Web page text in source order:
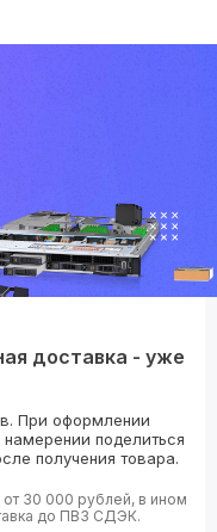
доставка - уже
При оформлении
поделиться
получения товара.
от 30 000 рублей, в ином
до ПВЗ СДЭК.